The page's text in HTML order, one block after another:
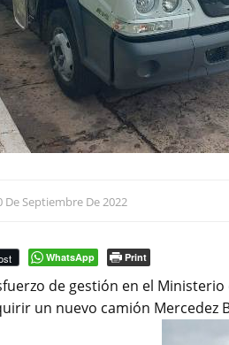
De Septiembre De 2022
WhatsApp Print
de gestión en el
un nuevo camión Mercedez